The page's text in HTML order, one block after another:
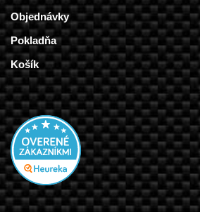
Objednávky
Pokladňa
Košík